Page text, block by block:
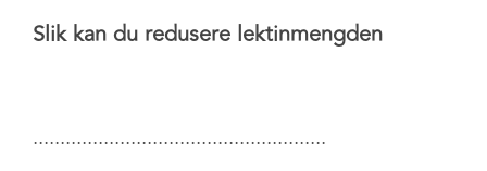
Slik kan du redusere lektinmengden
......................................................